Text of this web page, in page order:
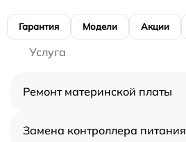
Гарантия Модели Акции
Услуга
Ремонт материнской платы
Замена контроллера питания